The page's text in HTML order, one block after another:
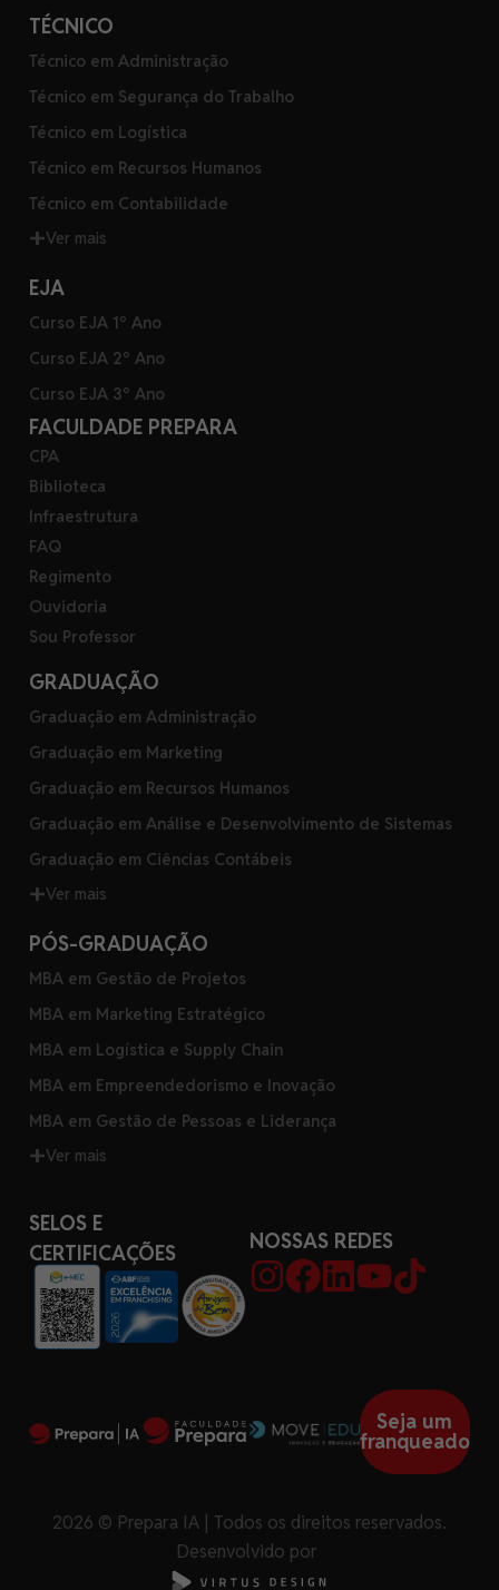
TÉCNICO
Técnico em Administração
Técnico em Segurança do Trabalho
Técnico em Logística
Técnico em Recursos Humanos
Técnico em Contabilidade
Ver mais
EJA
Curso EJA 1º Ano
Curso EJA 2º Ano
Curso EJA 3º Ano
FACULDADE PREPARA
CPA
Biblioteca
Infraestrutura
FAQ
Regimento
Ouvidoria
Sou Professor
GRADUAÇÃO
Graduação em Administração
Graduação em Marketing
Graduação em Recursos Humanos
Graduação em Análise e Desenvolvimento de Sistemas
Graduação em Ciências Contábeis
Ver mais
PÓS-GRADUAÇÃO
MBA em Gestão de Projetos
MBA em Marketing Estratégico
MBA em Logística e Supply Chain
MBA em Empreendedorismo e Inovação
MBA em Gestão de Pessoas e Liderança
Ver mais
SELOS E
CERTIFICAÇÕES
NOSSAS REDES
Seja um
franqueado
2026 © Prepara IA | Todos os direitos reservados.
Desenvolvido por